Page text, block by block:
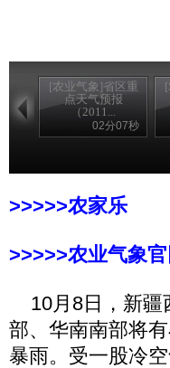
[农业气象]省区重
点天气预报
（2011...
02分07秒
>>>>>农家乐
>>>>>农业气象官
10月8日，新疆
部、华南南部将
暴雨。受一股冷